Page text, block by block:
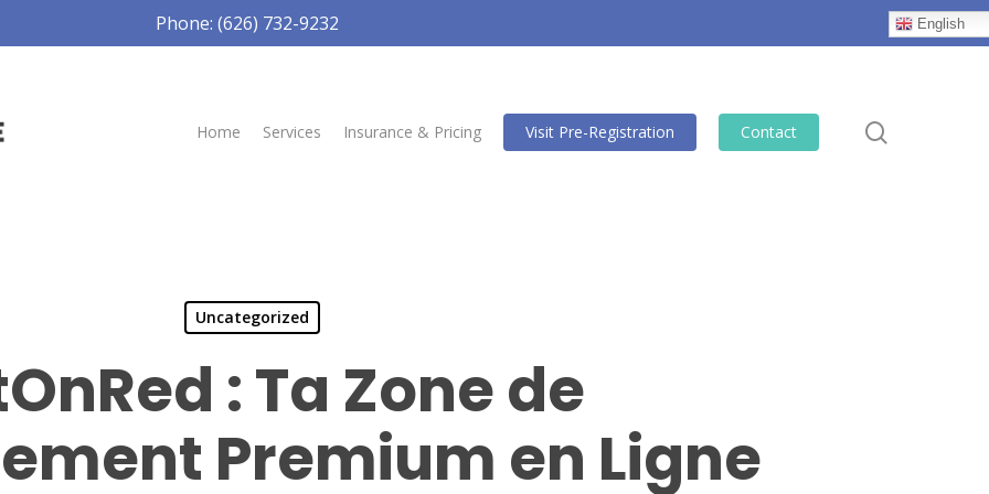
Phone: (626) 732-9232 English
Home Services Insurance & Pricing Visit Pre-Registration Contact
Uncategorized
: Ta Zone de
Premium en Ligne